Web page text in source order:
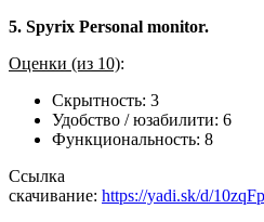
5. Spyrix Personal monitor.
Оценки (из 10):
Скрытность: 3
Удобство / юзабилити: 6
Функциональность: 8
Ссылка
скачивание: https://yadi.sk/d/